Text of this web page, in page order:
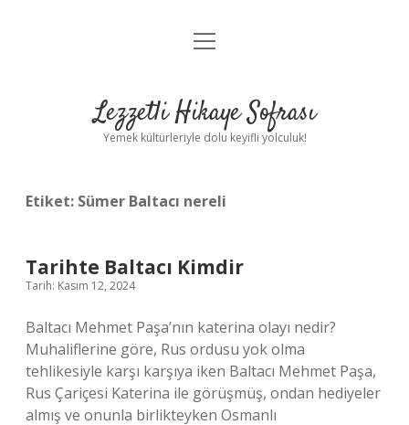
Anasayfa
Yasal Uyarı
menüyü
Lezzetli Hikaye Sofrası
Yemek kültürleriyle dolu keyifli yolculuk!
Etiket: Sümer Baltacı nereli
Tarihte Baltacı Kimdir
Tarih: Kasım 12, 2024
Baltacı Mehmet Paşa’nın katerina olayı nedir?
Muhaliflerine göre, Rus ordusu yok olma
tehlikesiyle karşı karşıya iken Baltacı Mehmet Paşa,
Rus Çariçesi Katerina ile görüşmüş, ondan hediyeler
almış ve onunla birlikteyken Osmanlı